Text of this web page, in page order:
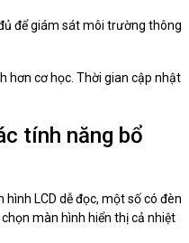
để giám sát môi trường thông
hơn cơ học. Thời gian cập nhật
tính năng bổ
LCD dễ đọc, một số có đèn
màn hình hiển thị cả nhiệt